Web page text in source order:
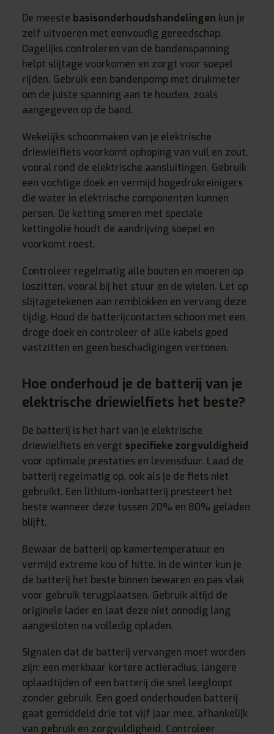
De meeste basisonderhoudshandelingen kun je
zelf uitvoeren met eenvoudig gereedschap.
Dagelijks controleren van de bandenspanning
helpt slijtage voorkomen en zorgt voor soepel
rijden. Gebruik een bandenpomp met drukmeter
om de juiste spanning aan te houden, zoals
aangegeven op de band.
Wekelijks schoonmaken van je elektrische
driewielfiets voorkomt ophoping van vuil en zout,
vooral rond de elektrische aansluitingen. Gebruik
een vochtige doek en vermijd hogedrukreinigers
die water in elektrische componenten kunnen
persen. De ketting smeren met speciale
kettingolie houdt de aandrijving soepel en
voorkomt roest.
Controleer regelmatig alle bouten en moeren op
loszitten, vooral bij het stuur en de wielen. Let op
slijtagetekenen aan remblokken en vervang deze
tijdig. Houd de batterijcontacten schoon met een
droge doek en controleer of alle kabels goed
vastzitten en geen beschadigingen vertonen.
Hoe onderhoud je de batterij van je
elektrische driewielfiets het beste?
De batterij is het hart van je elektrische
driewielfiets en vergt specifieke zorgvuldigheid
voor optimale prestaties en levensduur. Laad de
batterij regelmatig op, ook als je de fiets niet
gebruikt. Een lithium-ionbatterij presteert het
beste wanneer deze tussen 20% en 80% geladen
blijft.
Bewaar de batterij op kamertemperatuur en
vermijd extreme kou of hitte. In de winter kun je
de batterij het beste binnen bewaren en pas vlak
voor gebruik terugplaatsen. Gebruik altijd de
originele lader en laat deze niet onnodig lang
aangesloten na volledig opladen.
Signalen dat de batterij vervangen moet worden
zijn: een merkbaar kortere actieradius, langere
oplaadtijden of een batterij die snel leegloopt
zonder gebruik. Een goed onderhouden batterij
gaat gemiddeld drie tot vijf jaar mee, afhankelijk
van gebruik en zorgvuldigheid. Controleer